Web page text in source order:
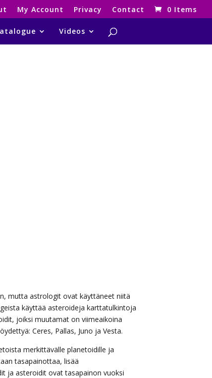
My Account Privacy Contact 0 Items
Videos
mutta astrologit ovat käyttäneet niitä
käyttää asteroideja karttatulkintoja
joiksi muutamat on viimeaikoina
Ceres, Pallas, Juno ja Vesta.
merkittävälle planetoidille ja
tasapainottaa, lisää
ja asteroidit ovat tasapainon vuoksi